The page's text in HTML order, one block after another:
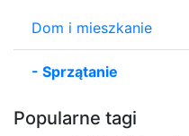
Dom i mieszkanie
- Sprzątanie
Popularne tagi